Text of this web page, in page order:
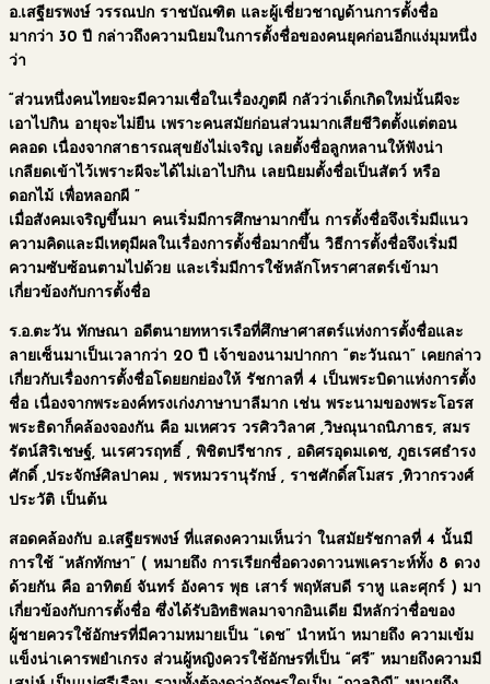
อ.เสฐียรพงษ์ วรรณปก ราชบัณฑิต และผู้เชี่ยวชาญด้านการตั้งชื่อ
มากว่า 30 ปี กล่าวถึงความนิยมในการตั้งชื่อของคนยุคก่อนอีกแง่มุมหนึ่ง
ว่า
“ส่วนหนึ่งคนไทยจะมีความเชื่อในเรื่องภูตผี กลัวว่าเด็กเกิดใหม่นั้นผีจะ
เอาไปกิน อายุจะไม่ยืน เพราะคนสมัยก่อนส่วนมากเสียชีวิตตั้งแต่ตอน
คลอด เนื่องจากสาธารณสุขยังไม่เจริญ เลยตั้งชื่อลูกหลานให้ฟังน่า
เกลียดเข้าไว้เพราะผีจะได้ไม่เอาไปกิน เลยนิยมตั้งชื่อเป็นสัตว์ หรือ
ดอกไม้ เพื่อหลอกผี ”
เมื่อสังคมเจริญขึ้นมา คนเริ่มมีการศึกษามากขึ้น การตั้งชื่อจึงเริ่มมีแนว
ความคิดและมีเหตุมีผลในเรื่องการตั้งชื่อมากขึ้น วิธีการตั้งชื่อจึงเริ่มมี
ความซับซ้อนตามไปด้วย และเริ่มมีการใช้หลักโหราศาสตร์เข้ามา
เกี่ยวข้องกับการตั้งชื่อ
ร.อ.ตะวัน ทักษณา อดีตนายทหารเรือที่ศึกษาศาสตร์แห่งการตั้งชื่อและ
ลายเซ็นมาเป็นเวลากว่า 20 ปี เจ้าของนามปากกา “ตะวันณา” เคยกล่าว
เกี่ยวกับเรื่องการตั้งชื่อโดยยกย่องให้ รัชกาลที่ 4 เป็นพระบิดาแห่งการตั้ง
ชื่อ เนื่องจากพระองค์ทรงเก่งภาษาบาลีมาก เช่น พระนามของพระโอรส
พระธิดาก็คล้องจองกัน คือ มเหศวร วรศิววิลาศ ,วิษณุนาถนิภาธร, สมร
รัตน์สิริเชษฐ์, นเรศวรฤทธิ์ , พิชิตปรีชากร , อดิศรอุดมเดช, ภูธเรศธำรง
ศักดิ์ ,ประจักษ์ศิลปาคม , พรหมวรานุรักษ์ , ราชศักดิ์สโมสร ,ทิวากรวงศ์
ประวัติ เป็นต้น
สอดคล้องกับ อ.เสฐียรพงษ์ ที่แสดงความเห็นว่า ในสมัยรัชกาลที่ 4 นั้นมี
การใช้ “หลักทักษา” ( หมายถึง การเรียกชื่อดวงดาวนพเคราะห์ทั้ง 8 ดวง
ด้วยกัน คือ อาทิตย์ จันทร์ อังคาร พุธ เสาร์ พฤหัสบดี ราหู และศุกร์ ) มา
เกี่ยวข้องกับการตั้งชื่อ ซึ่งได้รับอิทธิพลมาจากอินเดีย มีหลักว่าชื่อของ
ผู้ชายควรใช้อักษรที่มีความหมายเป็น “เดช” นำหน้า หมายถึง ความเข้ม
แข็งน่าเคารพยำเกรง ส่วนผู้หญิงควรใช้อักษรที่เป็น “ศรี” หมายถึงความมี